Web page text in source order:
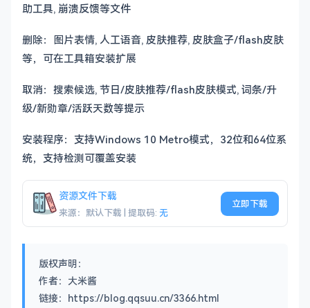
助工具, 崩溃反馈等文件
删除：图片表情, 人工语音, 皮肤推荐, 皮肤盒子/flash皮肤
等，可在工具箱安装扩展
取消：搜索候选, 节日/皮肤推荐/flash皮肤模式, 词条/升
级/新勋章/活跃天数等提示
安装程序：支持Windows 10 Metro模式，32位和64位系
统，支持检测可覆盖安装
资源文件下载
来源：默认下载 | 提取码: 无
立即下载
版权声明：
作者：大米酱
链接：https://blog.qqsuu.cn/3366.html